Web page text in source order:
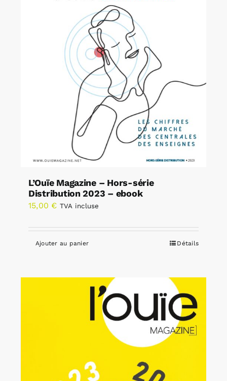
L’Ouïe Magazine – Hors-série
Distribution 2023 – ebook
15,00 € TVA incluse
Ajouter au panier Détails